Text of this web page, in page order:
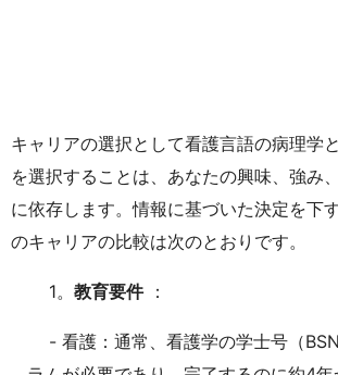
キャリアの選択として看護言語の病理学
を選択することは、あなたの興味、強み
に依存します。情報に基づいた決定を下
のキャリアの比較は次のとおりです。
1。 教育要件：
- 看護：通常、看護学の学士号（